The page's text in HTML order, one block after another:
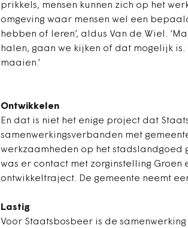
prikkels, mensen kunnen zich op het
omgeving waar mensen wel een
hebben of leren’, aldus Van de Wiel.
halen, gaan we kijken of dat mogelijk
maaien.’
Ontwikkelen
En dat is niet het enige project dat
samenwerkingsverbanden met
werkzaamheden op het stadslandgoed
was er contact met zorginstelling
ontwikkeltraject. De gemeente neemt
Lastig
Voor Staatsbosbeer is de